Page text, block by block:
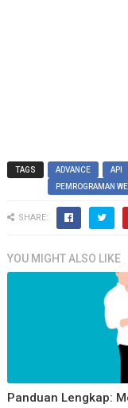
TAGS ADVANCE API
PEMROGRAMAN
SHARE:
YOU MIGHT ALSO LIKE
Panduan Lengkap: